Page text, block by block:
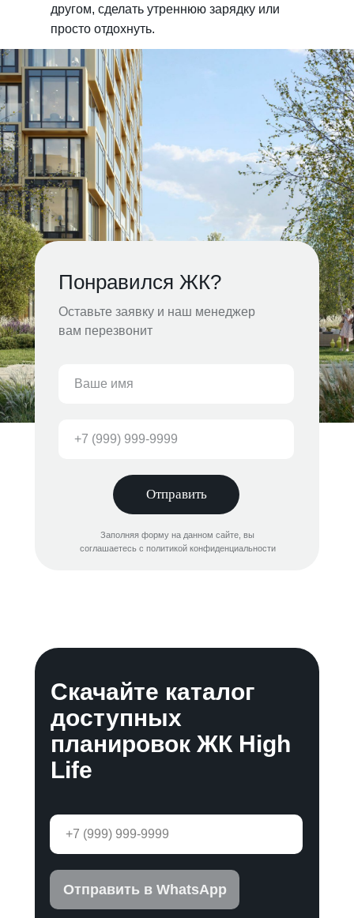
другом, сделать утреннюю зарядку или
просто отдохнуть.
Отправить
Оставьте заявку и наш менеджер
вам перезвонит
Понравился ЖК?
Заполняя форму на данном сайте, вы
соглашаетесь с политикой конфиденциальности
Скачайте каталог
доступных
планировок ЖК High
Life
Отправить в WhatsApp